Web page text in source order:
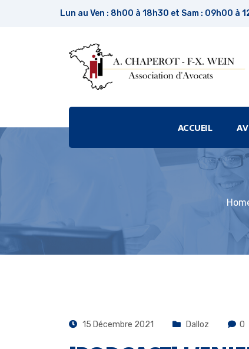
Lun au Ven : 8h00 à 18h30 et Sam : 09h00 à
ACCUEIL
15 Décembre 2021 Dalloz 0